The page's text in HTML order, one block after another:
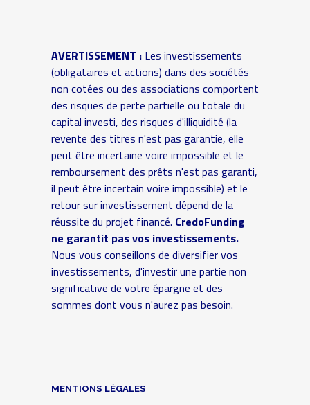
AVERTISSEMENT :Les investissements
(obligataires et actions) dans des sociétés
non cotées ou des associations comportent
des risques de perte partielle ou totale du
capital investi, des risques d'illiquidité (la
revente des titres n'est pas garantie, elle
peut être incertaine voire impossible et le
remboursement des prêts n'est pas garanti,
il peut être incertain voire impossible) et le
retour sur investissement dépend de la
réussite du projet financé. CredoFunding
ne garantit pas vos investissements.
Nous vous conseillons de diversifier vos
investissements, d'investir une partie non
significative de votre épargne et des
sommes dont vous n'aurez pas besoin.
MENTIONS LÉGALES